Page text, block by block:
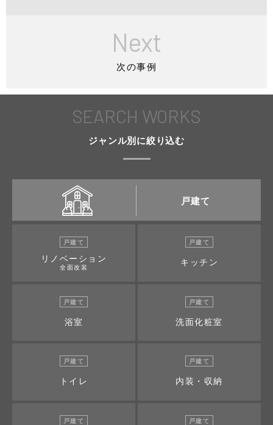
Next
次の事例
SEARCH WORKS
ジャンル別に絞り込む
戸建て
戸建て
リノベーション
全面改装
戸建て
キッチン
戸建て
浴室
戸建て
洗面化粧室
戸建て
トイレ
戸建て
内装・収納
戸建て 戸建て